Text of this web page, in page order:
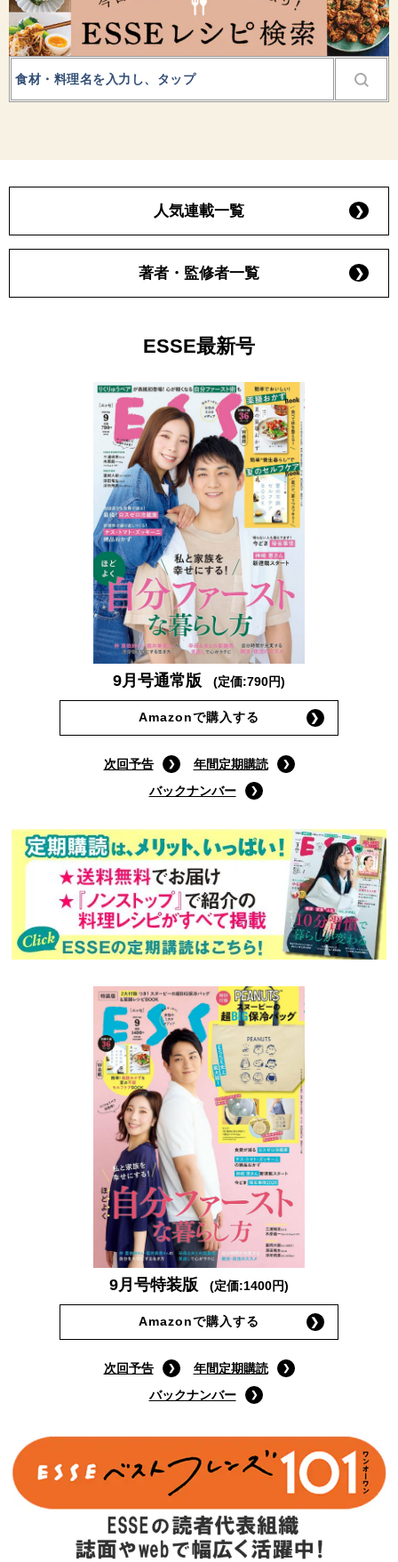
人気連載一覧
著者・監修者一覧
ESSE最新号
9月号通常版 (定価:790円)
Amazonで購入する
次回予告
年間定期購読
バックナンバー
9月号特装版 (定価:1400円)
Amazonで購入する
次回予告
年間定期購読
バックナンバー